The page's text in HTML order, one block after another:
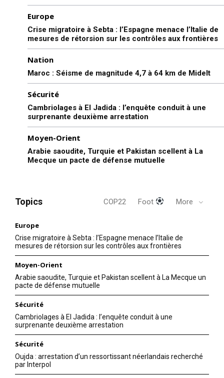
d’inculper ou pas l’ancien
président Donald J. Trump
somme occulte à une actrice
pornographique a déclenché
dossier et sur la manière dont
les procureurs doivent
décider s’il convient ou non
d’engager des poursuites.…
22 March 2023
In "USA"
Europe
Crise migratoire à Sebta : l’Espagne menace l’Italie de
mesures de rétorsion sur les contrôles aux frontières
Nation
Maroc : Séisme de magnitude 4,7 à 64 km de Midelt
Sécurité
Cambriolages à El Jadida : l’enquête conduit à une
surprenante deuxième arrestation
Moyen-Orient
Arabie saoudite, Turquie et Pakistan scellent à La
Mecque un pacte de défense mutuelle
Topics COP22 Foot More
Europe
Crise migratoire à Sebta : l’Espagne menace l’Italie de
mesures de rétorsion sur les contrôles aux frontières
Moyen-Orient
Arabie saoudite, Turquie et Pakistan scellent à La Mecque un
pacte de défense mutuelle
Sécurité
Cambriolages à El Jadida : l’enquête conduit à une
surprenante deuxième arrestation
Sécurité
Oujda : arrestation d’un ressortissant néerlandais recherché
par Interpol